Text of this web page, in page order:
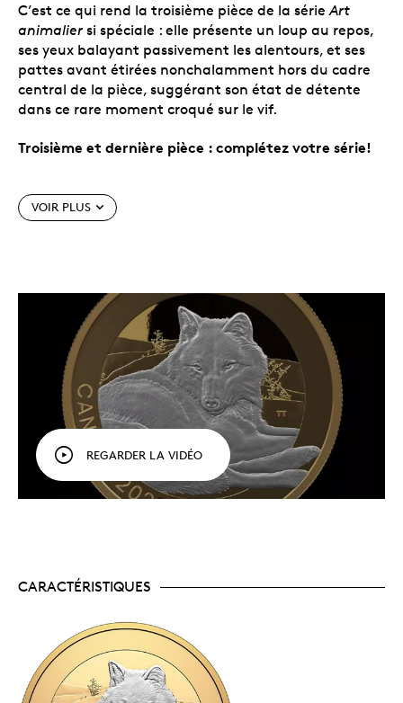
C’est ce qui rend la troisième pièce de la série Art
animalier si spéciale : elle présente un loup au repos,
ses yeux balayant passivement les alentours, et ses
pattes avant étirées nonchalamment hors du cadre
central de la pièce, suggérant son état de détente
dans ce rare moment croqué sur le vif.
Troisième et dernière pièce : complétez votre série!
Caractéristiques particulières
qui met en vedette certains des animaux les plus
majestueux du Canada, croqués à leur insu dans
leur habitat naturel.
Pièce 1 : Ours polaire
Pièce 2 : Wapiti
Pièce 3 : Loup gris
Art animalier – Abonnement à la série de trois
pièces en argent fin (2025)
Sans limites.Le loup au revers de la pièce ne
saurait être confiné : il sort du cadre central de la
pièce. Voilà qui contribue à brouiller la frontière
entre l’humain et la nature, tout en mettant
cette espèce emblématique du Canada à votre
consacrée à la nature ou au Canada!
pièces de collection.
Aucune TPS ni TVH.
Emballage
VOIR PLUS
REGARDER LA VIDÉO
CARACTÉRISTIQUES